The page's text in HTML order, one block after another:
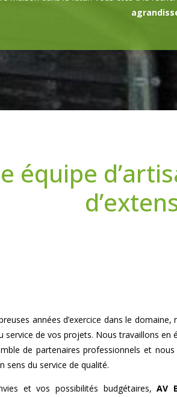
équipe
années d’exercice dans le
service de vos projets. Nous travaillons en
de partenaires professionnels et
sens du service de qualité.
et vos possibilités budgétaires,AV